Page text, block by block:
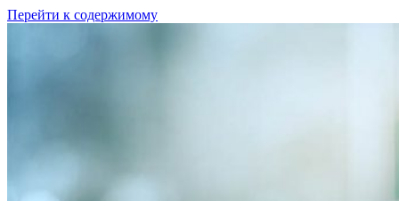
Перейти к содержимому